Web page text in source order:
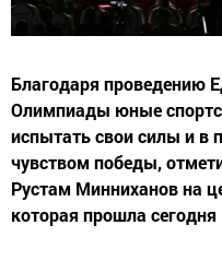
Благодаря проведению
Олимпиады юные
испытать свои силы и в
чувством победы,
Рустам Минниханов на
которая прошла